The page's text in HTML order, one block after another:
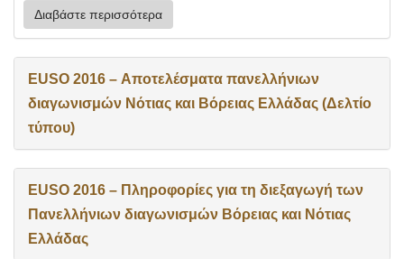
Διαβάστε περισσότερα
EUSO 2016 – Αποτελέσματα πανελλήνιων
διαγωνισμών Νότιας και Βόρειας Ελλάδας (Δελτίο
τύπου)
EUSO 2016 – Πληροφορίες για τη διεξαγωγή των
Πανελλήνιων διαγωνισμών Βόρειας και Νότιας
Ελλάδας